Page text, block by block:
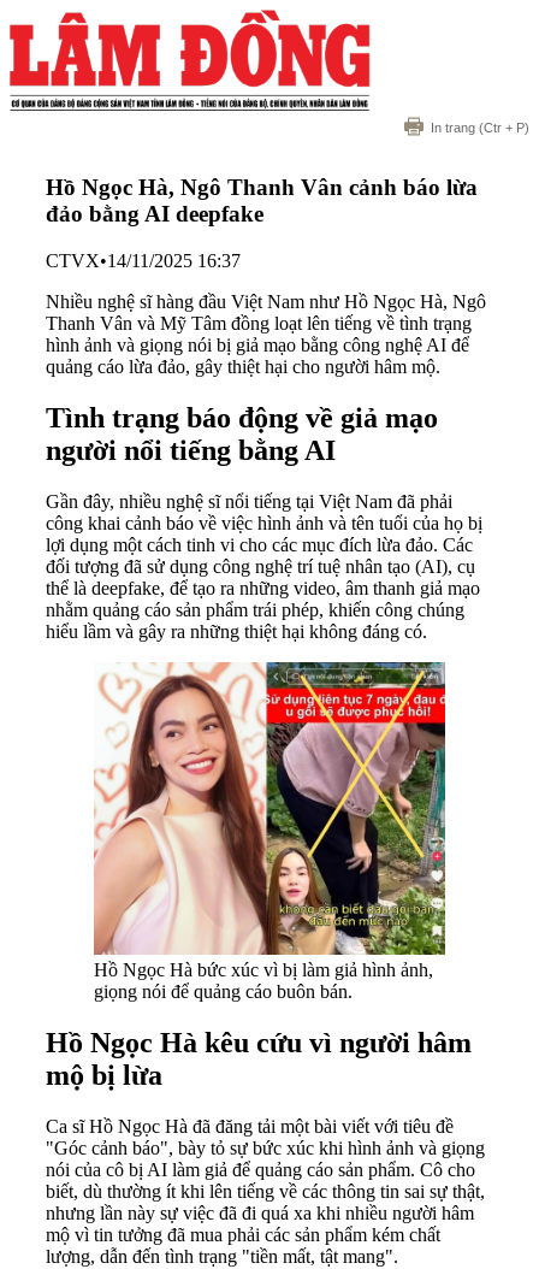
In trang (Ctr + P)
Hồ Ngọc Hà, Ngô Thanh Vân cảnh báo lừa
đảo bằng AI deepfake
CTVX•14/11/2025 16:37
Nhiều nghệ sĩ hàng đầu Việt Nam như Hồ Ngọc Hà, Ngô
Thanh Vân và Mỹ Tâm đồng loạt lên tiếng về tình trạng
hình ảnh và giọng nói bị giả mạo bằng công nghệ AI để
quảng cáo lừa đảo, gây thiệt hại cho người hâm mộ.
Tình trạng báo động về giả mạo
người nổi tiếng bằng AI
Gần đây, nhiều nghệ sĩ nổi tiếng tại Việt Nam đã phải
công khai cảnh báo về việc hình ảnh và tên tuổi của họ bị
lợi dụng một cách tinh vi cho các mục đích lừa đảo. Các
đối tượng đã sử dụng công nghệ trí tuệ nhân tạo (AI), cụ
thể là deepfake, để tạo ra những video, âm thanh giả mạo
nhằm quảng cáo sản phẩm trái phép, khiến công chúng
hiểu lầm và gây ra những thiệt hại không đáng có.
Hồ Ngọc Hà bức xúc vì bị làm giả hình ảnh,
giọng nói để quảng cáo buôn bán.
Hồ Ngọc Hà kêu cứu vì người hâm
mộ bị lừa
Ca sĩ Hồ Ngọc Hà đã đăng tải một bài viết với tiêu đề
"Góc cảnh báo", bày tỏ sự bức xúc khi hình ảnh và giọng
nói của cô bị AI làm giả để quảng cáo sản phẩm. Cô cho
biết, dù thường ít khi lên tiếng về các thông tin sai sự thật,
nhưng lần này sự việc đã đi quá xa khi nhiều người hâm
mộ vì tin tưởng đã mua phải các sản phẩm kém chất
lượng, dẫn đến tình trạng "tiền mất, tật mang".